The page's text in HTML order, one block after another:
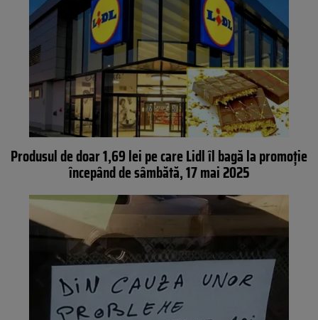
Produsul de doar 1,69 lei pe care Lidl îl bagă la promoție
începând de sâmbătă, 17 mai 2025